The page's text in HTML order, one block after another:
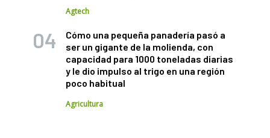
Agtech
Cómo una pequeña panadería pasó a
ser un gigante de la molienda, con
capacidad para 1000 toneladas diarias
y le dio impulso al trigo en una región
poco habitual
Agricultura